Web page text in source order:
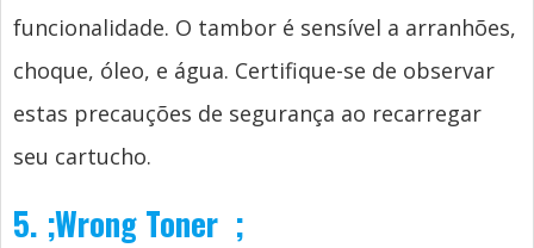
funcionalidade. O tambor é sensível a arranhões,
choque, óleo, e água. Certifique-se de observar
estas precauções de segurança ao recarregar
seu cartucho.
5. ;Wrong Toner ;